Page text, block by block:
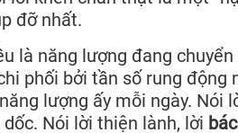
đỡ nhất.
là năng lượng đang
phối bởi tần số rung động
lượng ấy mỗi ngày. Nói
Nói lời thiện lành, lời